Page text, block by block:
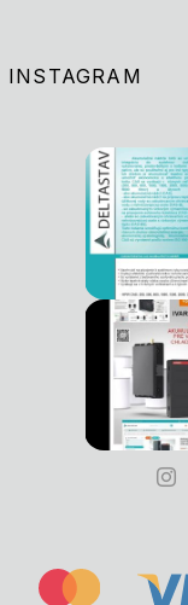
INSTAGRAM